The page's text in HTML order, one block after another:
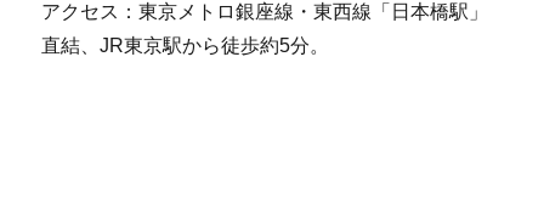
アクセス：東京メトロ銀座線・東西線「日本橋駅」
直結、JR東京駅から徒歩約5分。